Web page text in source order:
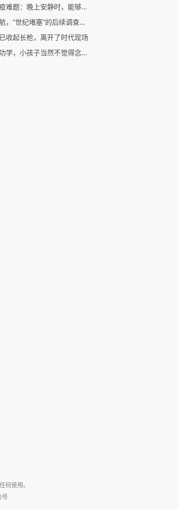
边境小城瑞丽的防疫难题：晚上安静时，能够清楚听到对面的枪声
苏伊士运河终于通航，“世纪堵塞”的后续调查和赔偿，谁来管？
收起长枪，离开了时代现场
丘成桐：天天讲成功学，小孩子当然不觉得念书本身有价值
何使用。
号